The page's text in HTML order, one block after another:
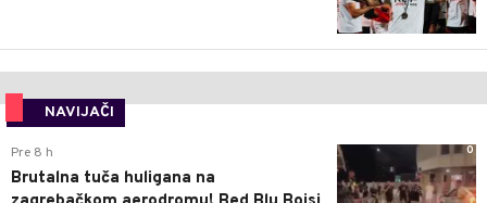
NAVIJAČI
0
Pre 8 h
Brutalna tuča huligana na